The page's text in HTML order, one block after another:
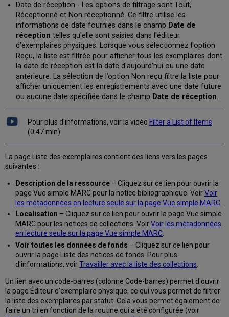
Date de réception - Les options de filtrage sont Tout,
Réceptionné et Non réceptionné. Ce filtre utilise les
informations de date fournies dans le champ Date de
réception telles qu'elle sont saisies dans l'éditeur
d’exemplaires physiques. Lorsque vous sélectionnez l'option
Reçu, la liste est filtrée pour afficher tous les exemplaires dont
la date de réception est la date d'aujourd'hui ou une date
antérieure. La sélection de l’option Non reçu filtre la liste pour
afficher uniquement les enregistrements avec une date future
ou aucune date spécifiée dans le champ Date de réception.
Pour plus d'informations, voir la vidéo Filter a List of Items
(0:47 min).
La page Liste des exemplaires contient des liens vers les pages
suivantes :
Description de la ressource– Cliquez sur ce lien pour ouvrir la
page Vue simple MARC pour la notice bibliographique. VoirVoir
les métadonnées en lecture seule sur la page Vue simple MARC.
Localisation – Cliquez sur ce lien pour ouvrir la page Vue simple
MARC pour les notices de collections. VoirVoir les métadonnées
en lecture seule sur la page Vue simple MARC.
Voir toutes les données de fonds – Cliquez sur ce lien pour
ouvrir la page Liste des notices de fonds. Pour plus
d'informations, voirTravailler avec la liste des collections
Un lien avec un code-barres (colonne Code-barres) permet d'ouvrir
la page Éditeur d'exemplaire physique, ce qui vous permet de filtrer
la liste des exemplaires par statut. Cela vous permet également de
faire un tri en fonction de la routine qui a été configurée (voir